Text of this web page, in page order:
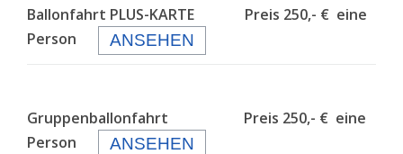
Ballonfahrt PLUS-KARTE Preis 250,- € eine
Person
ANSEHEN
Gruppenballonfahrt Preis 250,- € eine
Person
ANSEHEN